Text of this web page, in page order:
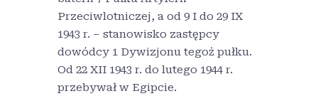
Przeciwlotniczej, a od 9 I do 29 IX
1943 r. – stanowisko zastępcy
dowódcy 1 Dywizjonu tegoż pułku.
Od 22 XII 1943 r. do lutego 1944 r.
przebywał w Egipcie.